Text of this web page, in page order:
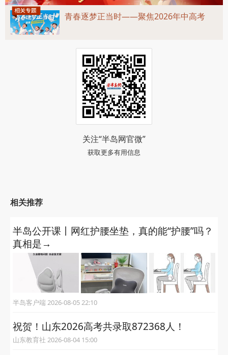
青春逐梦正当时——聚焦2026年中高考
关注“半岛网官微”
获取更多有用信息
相关推荐
半岛公开课丨网红护腰坐垫，真的能“护腰”吗？
真相是→
半岛客户端 2026-08-05 22:10
祝贺！山东2026高考共录取872368人！
山东教育社 2026-08-04 15:00